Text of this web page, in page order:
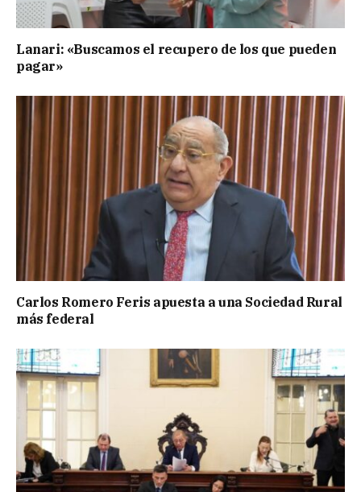
Lanari: «Buscamos el recupero de los que pueden
pagar»
Carlos Romero Feris apuesta a una Sociedad Rural
más federal